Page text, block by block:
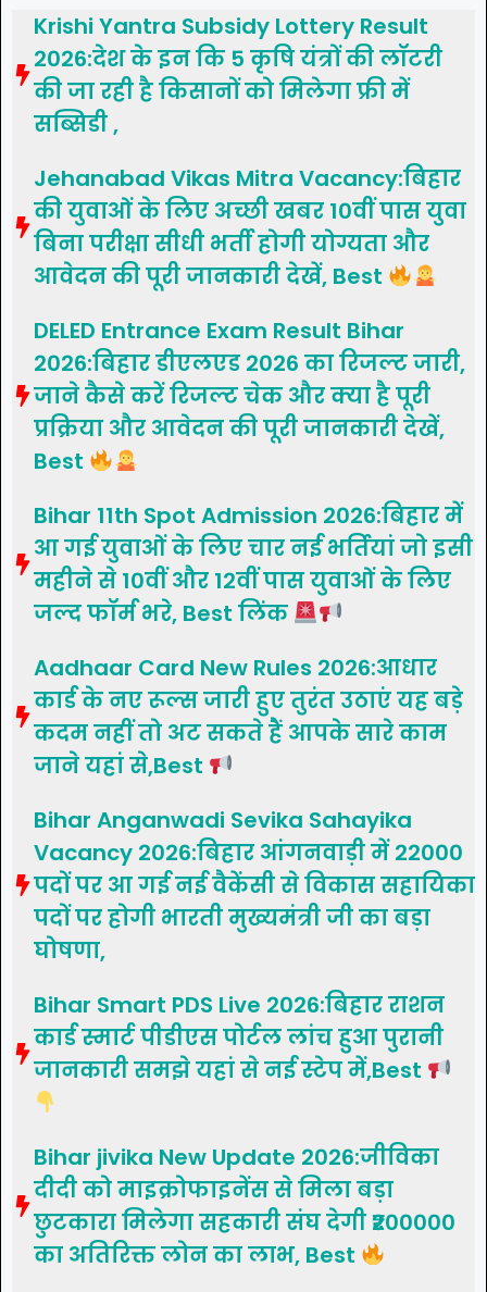
Krishi Yantra Subsidy Lottery Result
2026:देश के इन कि 5 कृषि यंत्रों की लॉटरी
की जा रही है किसानों को मिलेगा फ्री में
सब्सिडी ,
Jehanabad Vikas Mitra Vacancy:बिहार
की युवाओं के लिए अच्छी खबर 10वीं पास युवा
बिना परीक्षा सीधी भर्ती होगी योग्यता और
आवेदन की पूरी जानकारी देखें, Best
DELED Entrance Exam Result Bihar
2026:बिहार डीएलएड 2026 का रिजल्ट जारी,
जाने कैसे करें रिजल्ट चेक और क्या है पूरी
प्रक्रिया और आवेदन की पूरी जानकारी देखें,
Best
Bihar 11th Spot Admission 2026:बिहार में
आ गई युवाओं के लिए चार नई भर्तियां जो इसी
महीने से 10वीं और 12वीं पास युवाओं के लिए
जल्द फॉर्म भरे, Best लिंक
Aadhaar Card New Rules 2026:आधार
कार्ड के नए रूल्स जारी हुए तुरंत उठाएं यह बड़े
कदम नहीं तो अट सकते हैं आपके सारे काम
जाने यहां से,Best
Bihar Anganwadi Sevika Sahayika
Vacancy 2026:बिहार आंगनवाड़ी में 22000
पदों पर आ गई नई वैकेंसी से विकास सहायिका
पदों पर होगी भारती मुख्यमंत्री जी का बड़ा
घोषणा,
Bihar Smart PDS Live 2026:बिहार राशन
कार्ड स्मार्ट पीडीएस पोर्टल लांच हुआ पुरानी
जानकारी समझे यहां से नई स्टेप में,Best
Bihar jivika New Update 2026:जीविका
दीदी को माइक्रोफाइनेंस से मिला बड़ा
छुटकारा मिलेगा सहकारी संघ देगी ₹200000
का अतिरिक्त लोन का लाभ, Best